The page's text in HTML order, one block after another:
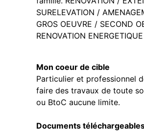
SURELEVATION /
GROS OEUVRE / SECOND
RENOVATION
Mon coeur de cible
Particulier et professionnel
faire des travaux de toute
ou BtoC aucune limite.
Documents